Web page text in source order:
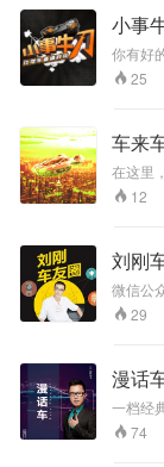
小事
你有好
聊聊。
25
车来
在这里
发着新
琢，将
夜空，
处寻觅
测、趣
大的汽
的邀约
12
刘刚
微信公
车”（
内广播
29
漫话
一档经
有角度
件，用
74